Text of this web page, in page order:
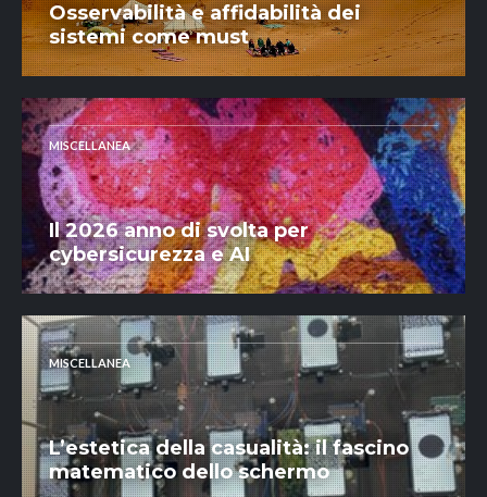
Osservabilità e affidabilità dei
sistemi come must
MISCELLANEA
Il 2026 anno di svolta per
cybersicurezza e AI
MISCELLANEA
L’estetica della casualità: il fascino
matematico dello schermo